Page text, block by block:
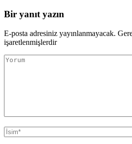
Bir yanıt yazın
E-posta adresiniz yayınlanmayacak.
işaretlenmişlerdir
Yorum
Ad
Soyad